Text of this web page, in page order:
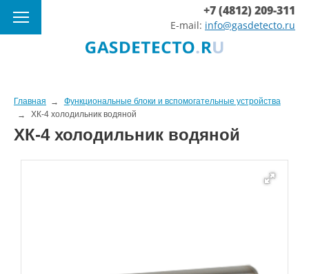
+7 (4812) 209-311
E-mail: info@gasdetecto.ru
Главная
Функциональные блоки и вспомогательные устройства
ХК-4 холодильник водяной
ХК-4 холодильник водяной